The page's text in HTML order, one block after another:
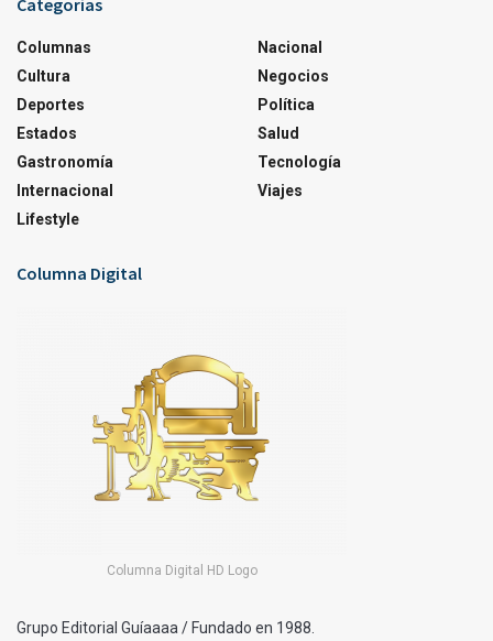
Categorías
Columnas
Cultura
Deportes
Estados
Gastronomía
Internacional
Lifestyle
Nacional
Negocios
Política
Salud
Tecnología
Viajes
Columna Digital
Columna Digital HD Logo
Grupo Editorial Guíaaaa / Fundado en 1988.